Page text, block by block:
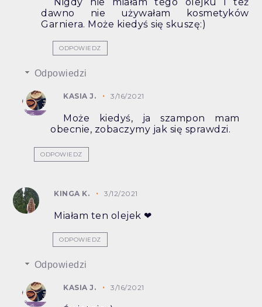
Nigdy nie miałam tego olejku i też
dawno nie używałam kosmetyków
Garniera. Może kiedyś się skuszę:)
ODPOWIEDZ
Odpowiedzi
KASIA J. 3/16/2021
Może kiedyś, ja szampon mam
obecnie, zobaczymy jak się sprawdzi.
ODPOWIEDZ
KINGA K. 3/12/2021
Miałam ten olejek ❤
ODPOWIEDZ
Odpowiedzi
KASIA J. 3/16/2021